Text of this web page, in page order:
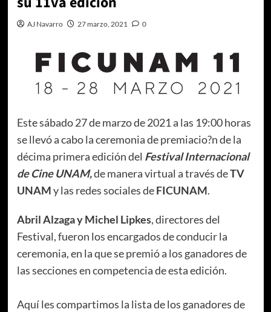
AJ Navarro 27 marzo, 2021 0
Este sábado 27 de marzo de 2021 a las 19:00 horas
se llevó a cabo la ceremonia de premiacio?n de la
décima primera edición del Festival Internacional
de Cine UNAM,de manera virtual a través deTV
UNAMy las redes sociales deFICUNAM.
Abril Alzaga y Michel Lipkes, directores del
Festival, fueron los encargados de conducir la
ceremonia, en la que se premió a los ganadores de
las secciones en competencia de esta edición.
Aquí les compartimos la lista de los ganadores de